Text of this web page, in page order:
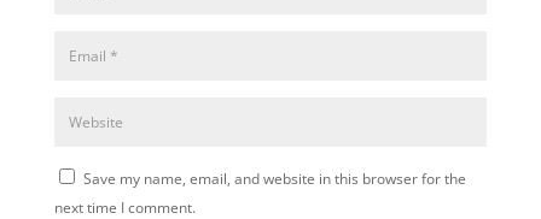
Save my name, email, and website in this browser for the
next time I comment.